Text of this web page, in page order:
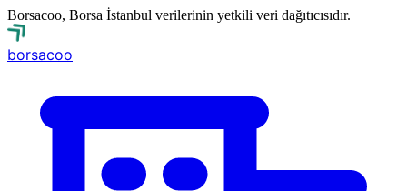
Borsacoo, Borsa İstanbul verilerinin yetkili veri dağıtıcısıdır.
borsacoo